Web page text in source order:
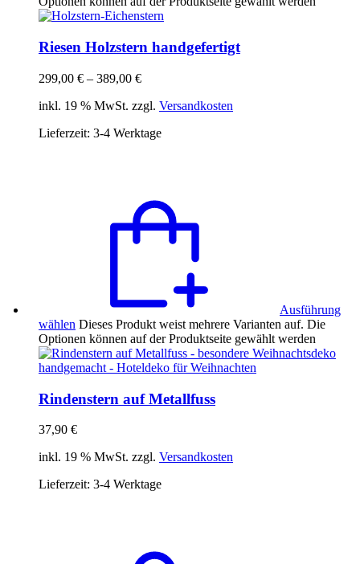
Riesen Holzstern handgefertigt
299,00 € – 389,00 €
inkl. 19 % MwSt. zzgl. Versandkosten
Lieferzeit: 3-4 Werktage
Ausführung
wählen Dieses Produkt weist mehrere Varianten auf. Die
Optionen können auf der Produktseite gewählt werden
Rindenstern auf Metallfuss
37,90 €
inkl. 19 % MwSt. zzgl. Versandkosten
Lieferzeit: 3-4 Werktage